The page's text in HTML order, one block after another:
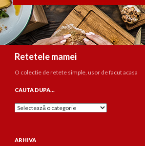
Retetele mamei
O colectie de retete simple, usor de facut acasa
CAUTA DUPA…
Cauta
ARHIVA